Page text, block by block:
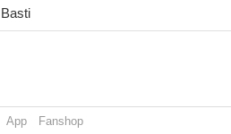
Basti
App Fanshop